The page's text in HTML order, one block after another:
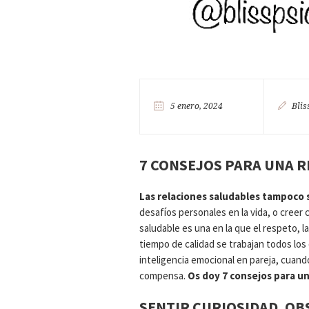
5 enero, 2024
7 CONSEJOS PARA UNA
Las relaciones saludables
desafíos personales en la vida, o creer
saludable es una en la que el respeto,
tiempo de calidad se trabajan todos
inteligencia emocional en pareja,
compensa. Os doy 7 consejos para